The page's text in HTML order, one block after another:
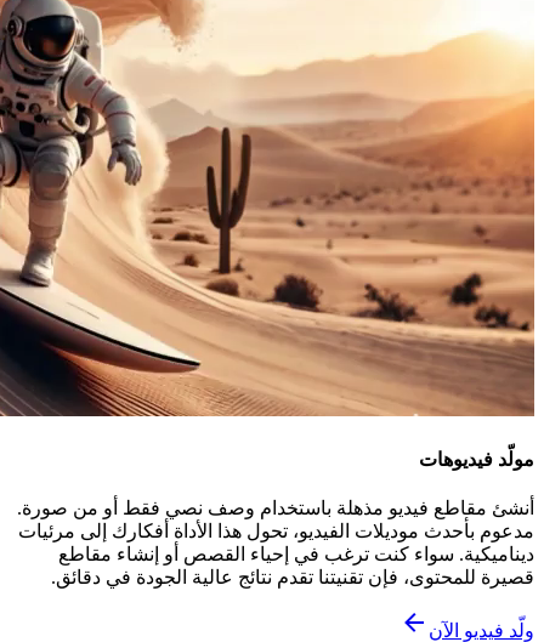
مولّد فيديوهات
أنشئ مقاطع فيديو مذهلة باستخدام وصف نصي فقط أو من صورة.
مدعوم بأحدث موديلات الفيديو، تحول هذا الأداة أفكارك إلى مرئيات
ديناميكية. سواء كنت ترغب في إحياء القصص أو إنشاء مقاطع
قصيرة للمحتوى، فإن تقنيتنا تقدم نتائج عالية الجودة في دقائق.
ولّد فيديو الآن